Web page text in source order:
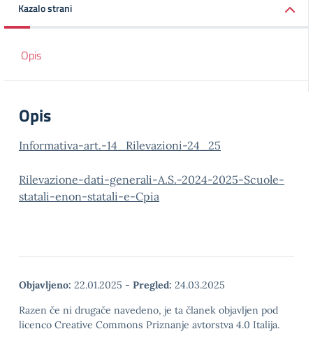
Kazalo strani
Opis
Opis
Informativa-art.-14_Rilevazioni-24_25
Rilevazione-dati-generali-A.S.-2024-2025-Scuole-
statali-enon-statali-e-Cpia
Objavljeno: 22.01.2025 - Pregled: 24.03.2025
Razen če ni drugače navedeno, je ta članek objavljen pod
licenco Creative Commons Priznanje avtorstva 4.0 Italija.